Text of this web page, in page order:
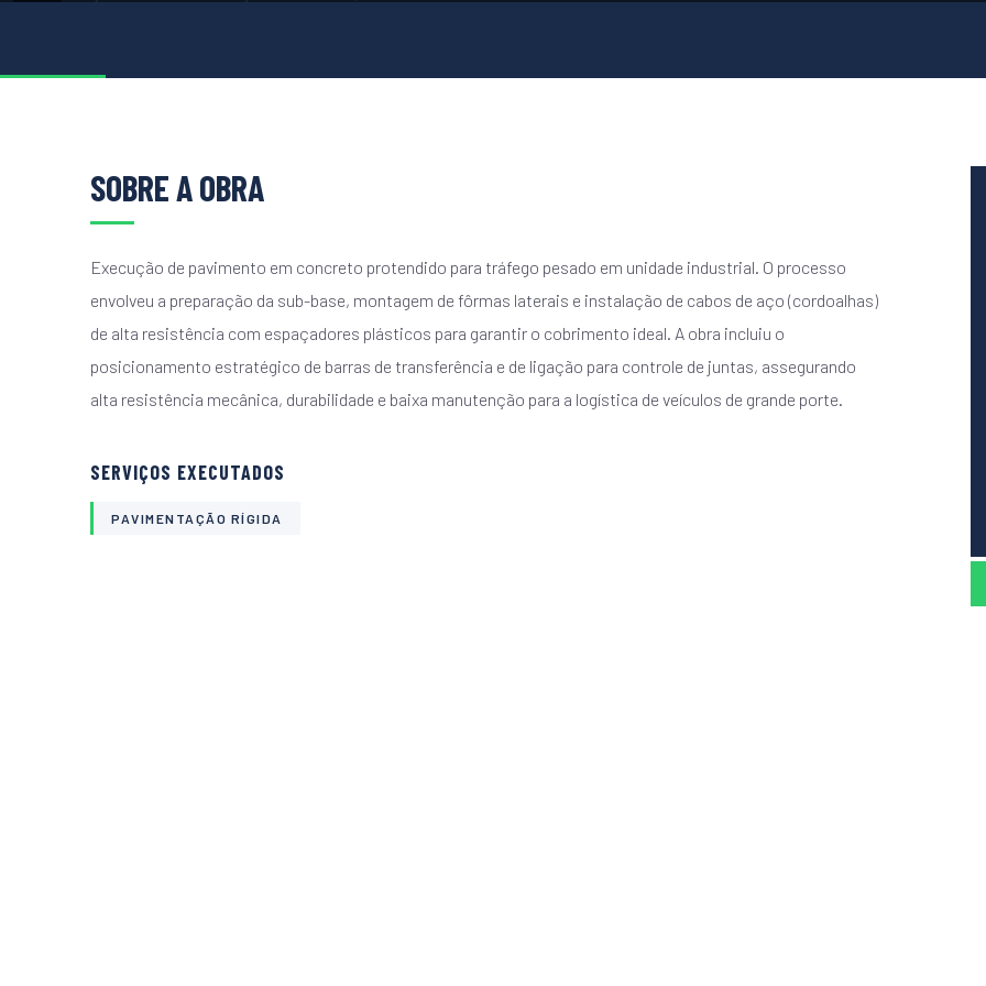
SOBRE A OBRA
Execução de pavimento em concreto protendido para tráfego pesado em unidade industrial. O processo
envolveu a preparação da sub-base, montagem de fôrmas laterais e instalação de cabos de aço (cordoalhas)
de alta resistência com espaçadores plásticos para garantir o cobrimento ideal. A obra incluiu o
posicionamento estratégico de barras de transferência e de ligação para controle de juntas, assegurando
alta resistência mecânica, durabilidade e baixa manutenção para a logística de veículos de grande porte.
SERVIÇOS EXECUTADOS
PAVIMENTAÇÃO RÍGIDA